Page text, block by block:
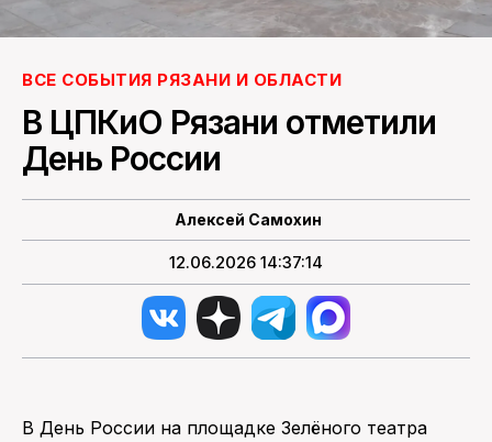
ВСЕ СОБЫТИЯ РЯЗАНИ И ОБЛАСТИ
В ЦПКиО Рязани отметили
День России
Алексей Самохин
12.06.2026 14:37:14
В День России на площадке Зелёного театра